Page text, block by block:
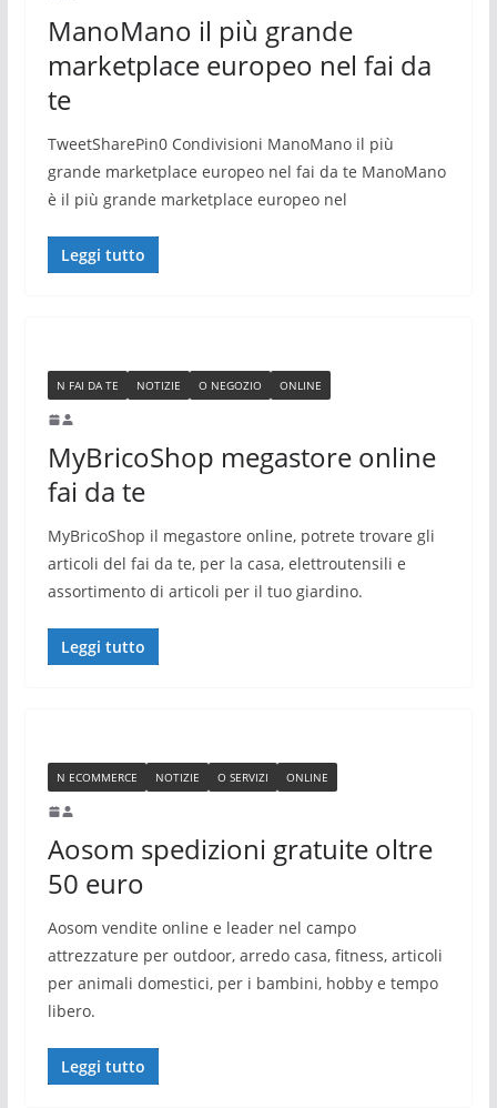
ManoMano il più grande
marketplace europeo nel fai da
te
TweetSharePin0 Condivisioni ManoMano il più
grande marketplace europeo nel fai da te ManoMano
è il più grande marketplace europeo nel
Leggi tutto
N FAI DA TE NOTIZIE O NEGOZIO ONLINE
MyBricoShop megastore online
fai da te
MyBricoShop il megastore online, potrete trovare gli
articoli del fai da te, per la casa, elettroutensili e
assortimento di articoli per il tuo giardino.
Leggi tutto
N ECOMMERCE NOTIZIE O SERVIZI ONLINE
Aosom spedizioni gratuite oltre
50 euro
Aosom vendite online e leader nel campo
attrezzature per outdoor, arredo casa, fitness, articoli
per animali domestici, per i bambini, hobby e tempo
libero.
Leggi tutto